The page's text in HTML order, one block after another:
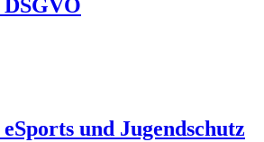
und Jugendschutz